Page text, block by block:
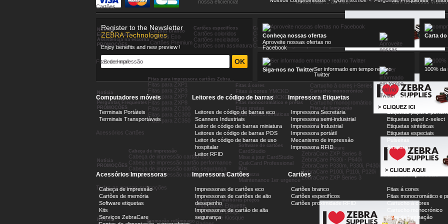
Cartões
Notícia
Estudo de caso
Assistência na escolha
PROMOÇÕES
Cartões branco
Cartões Eco
Cartões Premium
Cartões especifícos
Cartões coloridos
Cartões reciclados
Cartões com assinatura
Cartões proximidade RFID
Cartões Mifare
Cartões UHF e RFID
Cartões com segurança & holograma
Fitas de Impressão
Notícia
Ajuda
Perguntas Frequentes
PROMOÇÕES
Fitas para impressora cartões Zebra...
Fitas para ZXP1
Fitas para ZXP3
Fitas para ZXP7
Fitas para ZXP8
Fitas para ZC100
Fitas para ZC300
Fitas para ZC350
Fitas á cores
Fitas á cores YMCKO
Fitas á cores YMCKO i-Séries
Fitas monocromático e pretas
Fitas pretas
Fitas monocromáticas
Cartucho á cores
Cartucho á cores i-Series
Cartucho monocrónico
Cartucho preto
Cartucho monocromático
Fitas de laminação
P500/ P520
P620/ P630/ P640
P720
Acessórios Cartões
Notícia
PROMOÇÕES
Cabeça de impressão
Cabeça de impressão cartão eco
Cabeça de impressão cartão performance
Cabeça de impressão cartão segurança
Cabeça de impressão cartão retransferência
Software de cartões
CardStudio
Mise à jour CardStudio
QuikCard Professional
Kits
Limpeza
Maintenance 1er urgence
Serviços zebracare
ZebraCare ZXP Series 8
ZebraCare P630i - P640i
ZebraCare P330m, P330i, P430i
ZebraCare P100i, P110i, P120i
ZebraCare ZXP Series 3
Todas as nossas promoções
Notícia
Promoção relâmpago
Os nossos melhores preços
Imprimante Etiquette
Imprimante Badge
Imprimante Kiosque
nossa eficiência!
Vamos falar ... ao vivo!
com os nossos
Register to the Newsletter
ZEBRA Technologies
Enjoy benefits and new preview !
Conheça nossas ofertas
Aproveite nossas ofertas no
Facebook
Carta
Siga-nos no TwitterSer informado em tempo real no
Twitter
100% da
Computadores móveis
Terminais Portáteis
Terminais Transportáveis
Leitores de código de barras
Leitores de código de barras eco
Scanners Industriais
Leitor de código de barras miniatura
Leitores de código de barras POS
Leitor de código de barras de uso
hospitalar
Leitor RFID
Impressora Etiquetas
Impressora Secretária
Impressora semi-industrial
Impressora Industrial
Impressora portátil
Mecanismo de impressão
Impressora RFID
Etiquetas
Etiquetas papel z-perform
Etiquetas papel z-select
Etiquetas sintéticas
Etiquetas especiais
Pulseiras
Amostras
Acessórios Impressoras
Cabeça de impressão
Cartões de memória
Software etiquetas
Kits
Serviços ZebraCare
Impressora Cartões
Impressoras de cartões eco
Impressoras de cartões de alto
desepenho
Impressoras de cartão de alta
segurança
Cartões
Cartões branco
Cartões especifícos
Cartões proximidade RFID
Fitas de Impressão
Fitas á cores
Fitas monocromático e
Cartucho á cores
Cartucho monocrónico
Fitas de laminação